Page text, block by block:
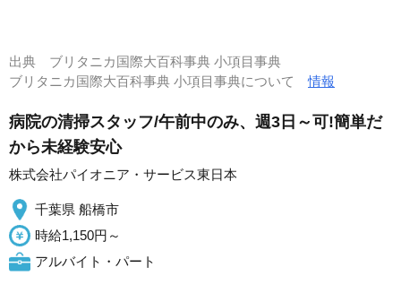
出典 ブリタニカ国際大百科事典 小項目事典
ブリタニカ国際大百科事典 小項目事典について情報
病院の清掃スタッフ/午前中のみ、週3日～可!簡単だ
から未経験安心
株式会社パイオニア・サービス東日本
千葉県 船橋市
時給1,150円～
アルバイト・パート